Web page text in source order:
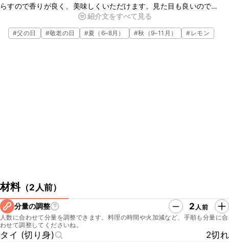
らすので香りが良く、美味しくいただけます。見た目も良いので
ちょっとしたおもてなしにもおすすめです。簡単に作れますので、ど
うぞお試しください。
紹介文をすべて見る
#父の日 #敬老の日 #夏（6–8月） #秋（9–11月） #レモン
材料（2人前）
分量の調整 2 人前
人数に合わせて分量を調整できます。料理の時間や火加減など、手順も分量に合
わせて調整してくださいね。
タイ (切り身)
2切れ